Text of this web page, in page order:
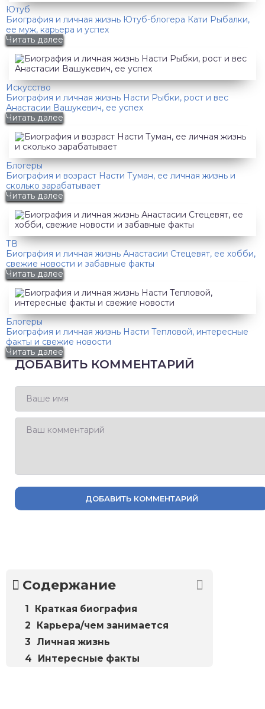
Ютуб
Биография и личная жизнь Ютуб-блогера Кати Рыбалки,
ее муж, карьера и успех
Читать далее
Искусство
Биография и личная жизнь Насти Рыбки, рост и вес
Анастасии Вашукевич, ее успех
Читать далее
Блогеры
Биография и возраст Насти Туман, ее личная жизнь и
сколько зарабатывает
Читать далее
ТВ
Биография и личная жизнь Анастасии Стецевят, ее хобби,
свежие новости и забавные факты
Читать далее
Блогеры
Биография и личная жизнь Насти Тепловой, интересные
факты и свежие новости
Читать далее
ДОБАВИТЬ КОММЕНТАРИЙ
ДОБАВИТЬ КОММЕНТАРИЙ
Содержание
Краткая биография
Карьера/чем занимается
Личная жизнь
Интересные факты